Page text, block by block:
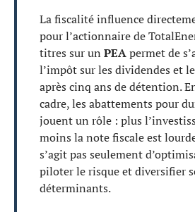
La fiscalité influence
pour l’actionnaire de
titres sur un PEApermet de
l’impôt sur les dividendes et
après cinq ans de détention.
cadre, les abattements pour
jouent un rôle : plus
moins la note fiscale est
s’agit pas seulement
piloter le risque et diversifier
déterminants.